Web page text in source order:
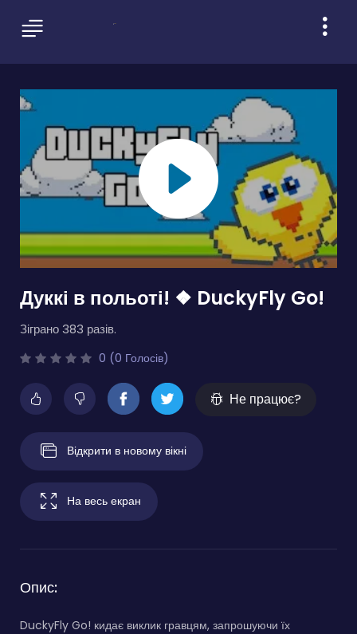
Дуккі в польоті! ❖ DuckyFly Go!
Зіграно 383 разів.
0 (0 Голосів)
Не працює?
Відкрити в новому вікні
На весь екран
Опис:
DuckyFly Go! кидає виклик гравцям, запрошуючи їх